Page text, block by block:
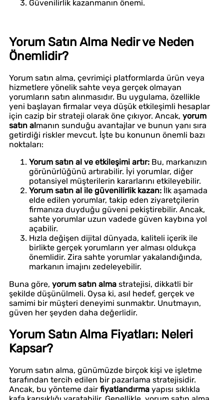
Güvenilirlik kazanmanın önemi.
Yorum Satın Alma Nedir ve Neden
Önemlidir?
Yorum satın alma, çevrimiçi platformlarda ürün veya
hizmetlere yönelik sahte veya gerçek olmayan
yorumların satın alınmasıdır. Bu uygulama, özellikle
yeni başlayan firmalar veya düşük etkileşimli hesaplar
için cazip bir strateji olarak öne çıkıyor. Ancak, yorum
satın almanın sunduğu avantajlar ve bunun yanı sıra
getirdiği riskler mevcut. İşte bu konunun önemli bazı
noktaları:
Yorum satın al ve etkileşimi artır: Bu, markanızın
görünürlüğünü artırabilir. İyi yorumlar, diğer
potansiyel müşterilerin kararlarını etkileyebilir.
Yorum satın al ile güvenilirlik kazan: İlk aşamada
elde edilen yorumlar, takip eden ziyaretçilerin
firmanıza duyduğu güveni pekiştirebilir. Ancak,
sahte yorumlar uzun vadede güven kaybına yol
açabilir.
Hızla değişen dijital dünyada, kaliteli içerik ile
birlikte gerçek yorumların yer alması oldukça
önemlidir. Zira sahte yorumlar yakalandığında,
markanın imajını zedeleyebilir.
Buna göre, yorum satın alma stratejisi, dikkatli bir
şekilde düşünülmeli. Oysa ki, asıl hedef, gerçek ve
samimi bir müşteri deneyimi sunmaktır. Unutmayın,
güven her şeyden daha değerlidir.
Yorum Satın Alma Fiyatları: Neleri
Kapsar?
Yorum satın alma, günümüzde birçok kişi ve işletme
tarafından tercih edilen bir pazarlama stratejisidir.
Ancak, bu yönteme dair fiyatlandırma yapısı sıklıkla